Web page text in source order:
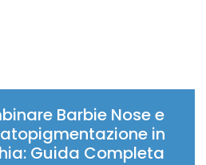
Barbie Nose e
in
Guida Completa